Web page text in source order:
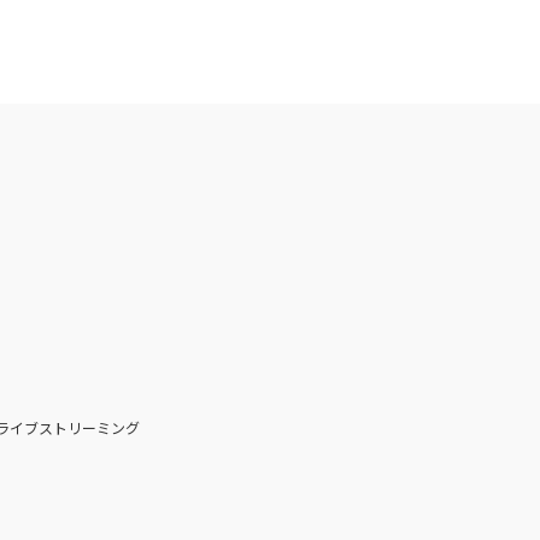
イブストリーミング